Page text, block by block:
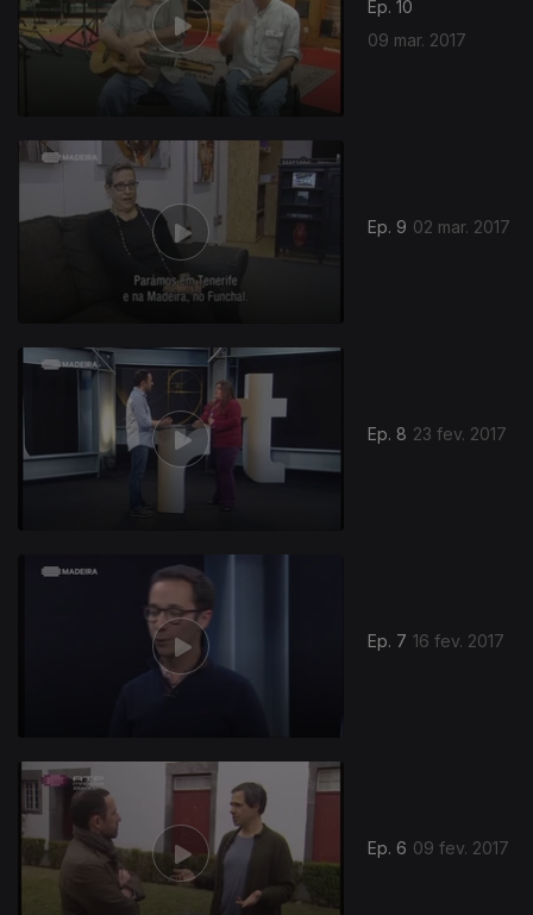
Ep. 10
09 mar. 2017
Ep. 9 02 mar. 2017
Ep. 8 23 fev. 2017
Ep. 7 16 fev. 2017
Ep. 6 09 fev. 2017
271817